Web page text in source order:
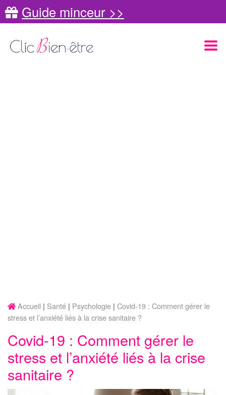
Guide minceur >>
Accueil Santé Psychologie Covid-19 : Comment gérer le
stress et l’anxiété liés à la crise sanitaire ?
Covid-19 : Comment gérer le
stress et l’anxiété liés à la crise
sanitaire ?